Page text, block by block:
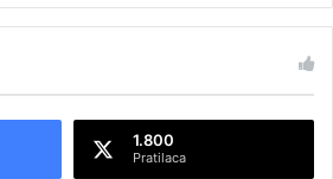
1.800
Pratilaca